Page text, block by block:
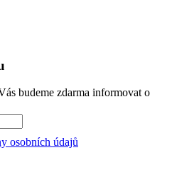
budeme zdarma informovat o
osobních údajů